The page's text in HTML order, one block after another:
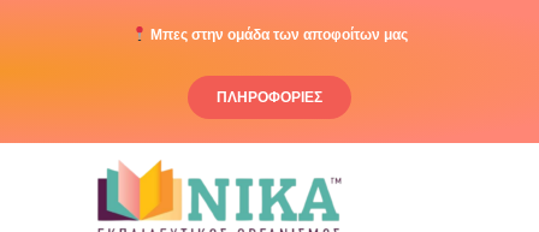
Μπες στην ομάδα των αποφοίτων μας
ΠΛΗΡΟΦΟΡΙΕΣ